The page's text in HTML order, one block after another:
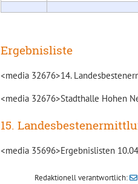
Ergebnisliste
<media 32676>14.
<media 32676>Stadthalle Hohen
15.
<media 35696>Ergebnislisten
Redaktionell verantwortlich: